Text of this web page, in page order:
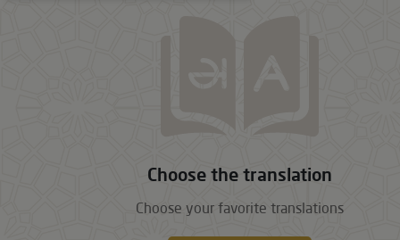
Choose the translation
Choose your favorite translations